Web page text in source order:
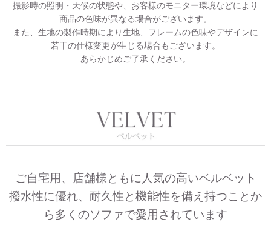
撮影時の照明・天候の状態や、お客様のモニター環境などにより
商品の色味が異なる場合がございます。
また、生地の製作時期により生地、フレームの色味やデザインに
若干の仕様変更が生じる場合もございます。
あらかじめご了承ください。
ご自宅用、店舗様ともに人気の高いベルベット
撥水性に優れ、耐久性と機能性を備え持つことか
ら多くのソファで愛用されています